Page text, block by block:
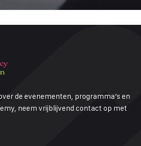
de evenementen, programma’s en
neem vrijblijvend contact op met